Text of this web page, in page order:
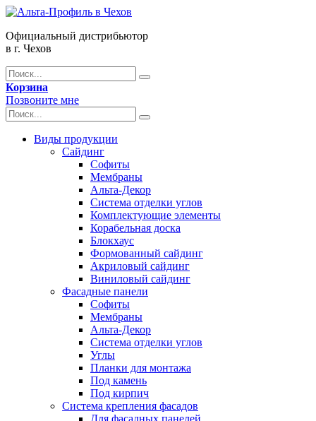
Официальный дистрибьютор
в г. Чехов
Корзина
Позвоните мне
Виды продукции
Сайдинг
Софиты
Мембраны
Альта-Декор
Система отделки углов
Комплектующие элементы
Корабельная доска
Блокхаус
Формованный сайдинг
Акриловый сайдинг
Виниловый сайдинг
Фасадные панели
Софиты
Мембраны
Альта-Декор
Система отделки углов
Углы
Планки для монтажа
Под камень
Под кирпич
Система крепления фасадов
Для фасадных панелей